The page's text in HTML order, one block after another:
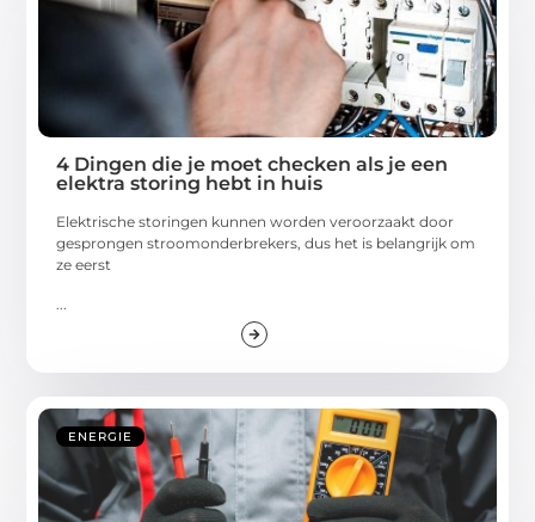
4 Dingen die je moet checken als je een
elektra storing hebt in huis
Elektrische storingen kunnen worden veroorzaakt door
gesprongen stroomonderbrekers, dus het is belangrijk om
ze eerst
ENERGIE